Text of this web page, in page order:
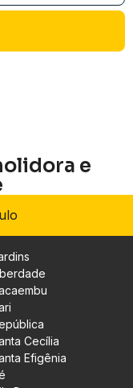
e
Cecília
Efigênia